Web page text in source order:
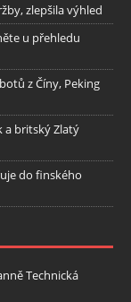
zlepšila výhled
u přehledu
z Číny, Peking
a britský Zlatý
do finského
Technická